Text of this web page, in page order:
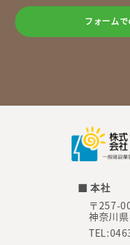
フォーム
■ 本社
〒257-
神奈川